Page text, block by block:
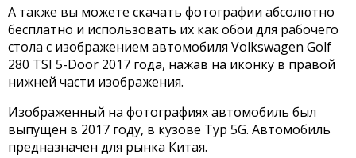
А также вы можете скачать фотографии абсолютно
бесплатно и использовать их как обои для рабочего
стола с изображением автомобиля Volkswagen Golf
280 TSI 5-Door 2017 года, нажав на иконку в правой
нижней части изображения.
Изображенный на фотографиях автомобиль был
выпущен в 2017 году, в кузове Typ 5G. Автомобиль
предназначен для рынка Китая.